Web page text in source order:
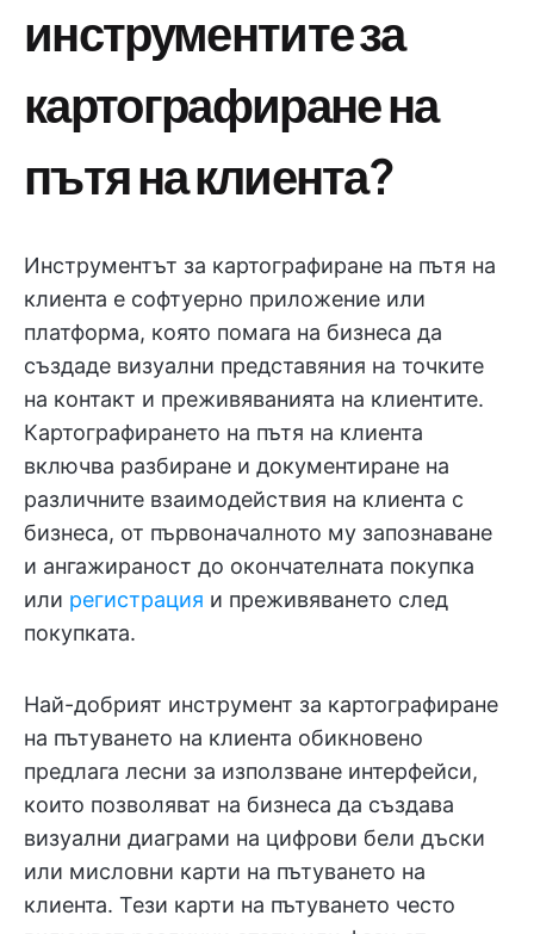
инструментите за
картографиране на
пътя на клиента?
Инструментът за картографиране на пътя на
клиента е софтуерно приложение или
платформа, която помага на бизнеса да
създаде визуални представяния на точките
на контакт и преживяванията на клиентите.
Картографирането на пътя на клиента
включва разбиране и документиране на
различните взаимодействия на клиента с
бизнеса, от първоначалното му запознаване
и ангажираност до окончателната покупка
или регистрация и преживяването след
покупката.
Най-добрият инструмент за картографиране
на пътуването на клиента обикновено
предлага лесни за използване интерфейси,
които позволяват на бизнеса да създава
визуални диаграми на цифрови бели дъски
или мисловни карти на пътуването на
клиента. Тези карти на пътуването често